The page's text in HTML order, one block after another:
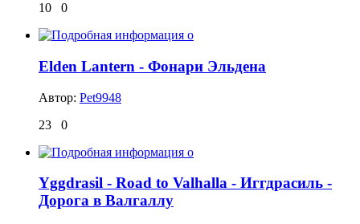
10
0
Elden Lantern - Фонари Эльдена
Автор: Pet9948
23
0
Yggdrasil - Road to Valhalla - Иггдрасиль -
Дорога в Валгаллу